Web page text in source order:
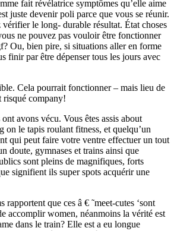
fait révélatrice symptômes qu’elle aime
juste devenir poli parce que vous se réunir.
vérifier le long- durable résultat. État choses
ne pouvez pas vouloir être fonctionner
Ou, bien pire, si situations aller en forme
finir par être dépenser tous les jours avec
Cela pourrait fonctionner – mais lieu de
risqué company!
avons vécu. Vous êtes assis about
on le tapis roulant fitness, et quelqu’un
qui peut faire votre ventre effectuer un tout
doute, gymnases et trains ainsi que
sont pleins de magnifiques, forts
signifient ils super spots acquérir une
que ces â € ˜meet-cutes ‘sont
accomplir women, néanmoins la vérité est
dans le train? Elle est a eu longue